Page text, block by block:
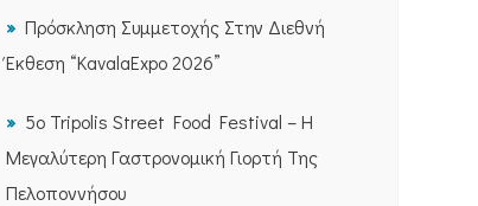
Πρόσκληση Συμμετοχής Στην Διεθνή
Έκθεση “KavalaExpo 2026”
5ο Tripolis Street Food Festival – Η
Μεγαλύτερη Γαστρονομική Γιορτή Της
Πελοποννήσου